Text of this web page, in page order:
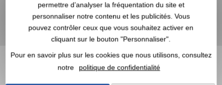
permettre d’analyser la fréquentation du site et
personnaliser notre contenu et les publicités. Vous
pouvez contrôler ceux que vous souhaitez activer en
cliquant sur le bouton "Personnaliser".
Pour en savoir plus sur les cookies que nous utilisons, consultez
notre
politique de confidentialité